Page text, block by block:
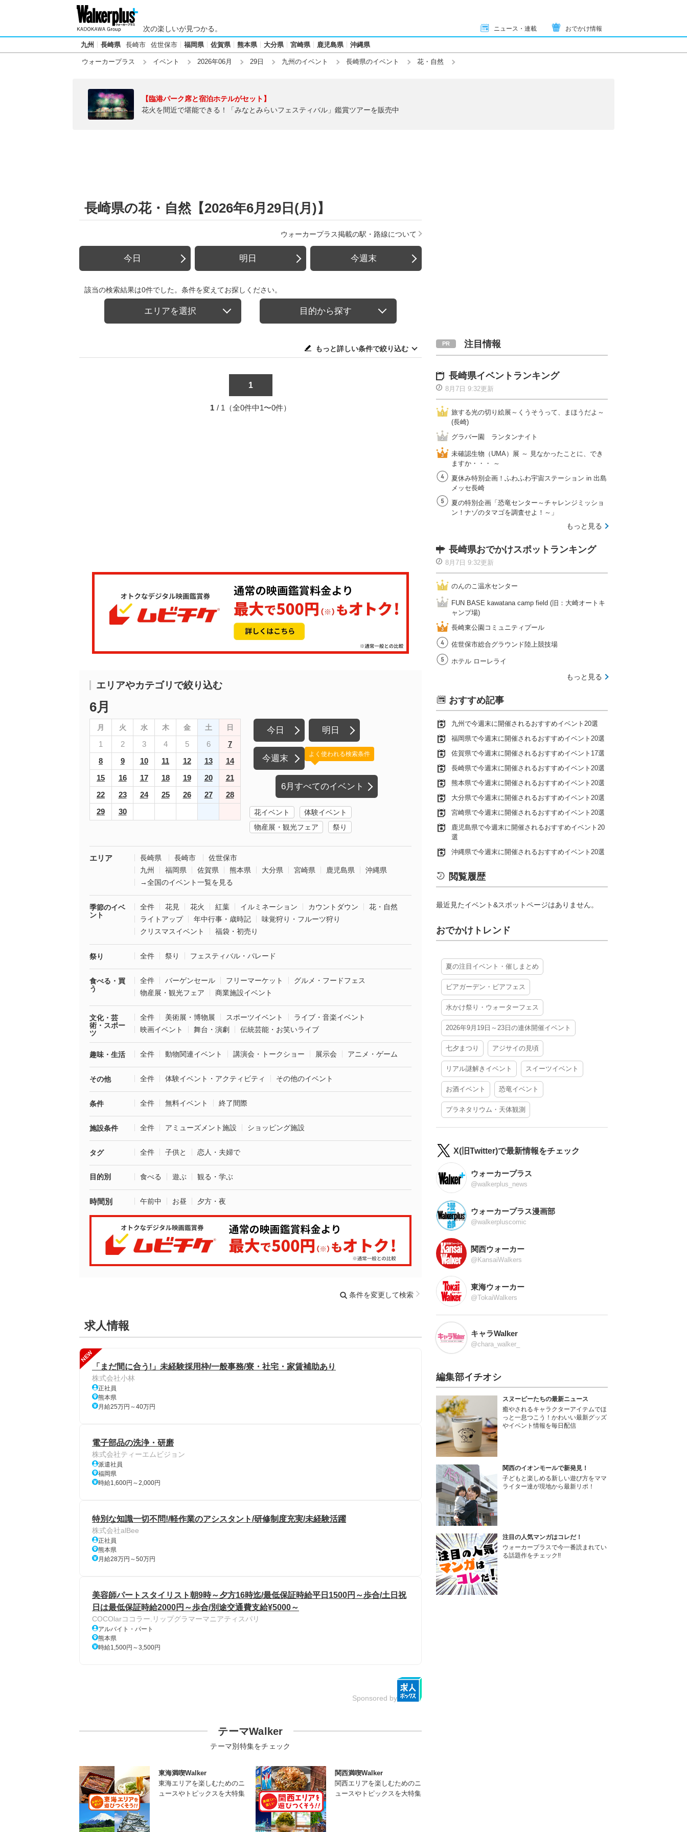
次の楽しいが見つかる。 ニュース・連載 おでかけ情報
九州 長崎県 長崎市 佐世保市 福岡県 佐賀県 熊本県 大分県 宮崎県 鹿児島県 沖縄県
ウォーカープラス イベント 2026年06月 29日 九州のイベント 長崎県のイベント 花・自然
【臨港パーク席と宿泊ホテルがセット】
花火を間近で堪能できる！「みなとみらいフェスティバル」鑑賞ツアーを販売中
長崎県の花・自然【2026年6月29日(月)】
ウォーカープラス掲載の駅・路線について
今日 明日 今週末
該当の検索結果は0件でした。条件を変えてお探しください。
エリアを選択 目的から探す
もっと詳しい条件で絞り込む
1
1 / 1（全0件中1〜0件）
エリアやカテゴリで絞り込む
6月
月 火 水 木 金 土 日
1 2 3 4 5 6
7
8
9 10 11 12 13
14
15
16 17 18 19 20
21
22
23 24 25 26 27
28
29
30
今日 明日
今週末
6月すべてのイベント
よく使われる検索条件
花イベント
体験イベント
物産展・観光フェア
祭り
エリア 長崎県 長崎市
佐世保市
九州
福岡県 佐賀県 熊本県 大分県 宮崎県 鹿児島県
沖縄県
→全国のイベント一覧を見る
季節のイベ
ント
全件 花見 花火 紅葉 イルミネーション カウントダウン
花・自然
ライトアップ
年中行事・歳時記
味覚狩り・フルーツ狩り
クリスマスイベント
福袋・初売り
祭り 全件 祭り フェスティバル・パレード
食べる・買
う
全件 バーゲンセール フリーマーケット
グルメ・フードフェス
物産展・観光フェア
商業施設イベント
文化・芸
術・スポー
ツ
全件 美術展・博物展 スポーツイベント
ライブ・音楽イベント
映画イベント
舞台・演劇 伝統芸能・お笑いライブ
趣味・生活 全件 動物関連イベント 講演会・トークショー 展示会 アニメ・ゲーム
その他 全件 体験イベント・アクティビティ その他のイベント
条件 全件 無料イベント 終了間際
施設条件 全件 アミューズメント施設 ショッピング施設
タグ 全件 子供と 恋人・夫婦で
目的別 食べる 遊ぶ 観る・学ぶ
時間別 午前中 お昼 夕方・夜
条件を変更して検索
求人情報
NEW
「まだ間に合う!」未経験採用枠/一般事務/寮・社宅・家賃補助あり
株式会社小林
正社員
熊本県
月給25万円～40万円
電子部品の洗浄・研磨
株式会社ティーエムビジョン
派遣社員
福岡県
時給1,600円～2,000円
特別な知識一切不問!/軽作業のアシスタント/研修制度充実/未経験活躍
株式会社alBee
正社員
熊本県
月給28万円～50万円
美容師パートスタイリスト朝9時～夕方16時迄/最低保証時給平日1500円～歩合/土日祝
日は最低保証時給2000円～歩合/別途交通費支給¥5000～
COCOlarココラー.リップグラマーマニアティスパリ
アルバイト・パート
熊本県
時給1,500円～3,500円
Sponsored by
テーマWalker
テーマ別特集をチェック
東海満喫Walker
東海エリアを楽しむためのニ
ュースやトピックスを大特集
関西満喫Walker
関西エリアを楽しむためのニ
ュースやトピックスを大特集
注目情報
長崎県イベントランキング
8月7日 9:32更新
旅する光の切り絵展～くうそうって、まほうだよ～
(長崎)
グラバー園 ランタンナイト
未確認生物（UMA）展 ～ 見なかったことに、でき
ますか・・・ ～
夏休み特別企画！ふわふわ宇宙ステーション in 出島
メッセ長崎
夏の特別企画「恐竜センター～チャレンジミッショ
ン！ナゾのタマゴを調査せよ！～」
もっと見る
長崎県おでかけスポットランキング
8月7日 9:32更新
のんのこ温水センター
FUN BASE kawatana camp field (旧：大崎オートキ
ャンプ場)
長崎東公園コミュニティプール
佐世保市総合グラウンド陸上競技場
ホテル ローレライ
もっと見る
おすすめ記事
九州で今週末に開催されるおすすめイベント20選
福岡県で今週末に開催されるおすすめイベント20選
佐賀県で今週末に開催されるおすすめイベント17選
長崎県で今週末に開催されるおすすめイベント20選
熊本県で今週末に開催されるおすすめイベント20選
大分県で今週末に開催されるおすすめイベント20選
宮崎県で今週末に開催されるおすすめイベント20選
鹿児島県で今週末に開催されるおすすめイベント20
選
沖縄県で今週末に開催されるおすすめイベント20選
閲覧履歴
最近見たイベント&スポットページはありません。
おでかけトレンド
夏の注目イベント・催しまとめ
ビアガーデン・ビアフェス
水かけ祭り・ウォーターフェス
2026年9月19日～23日の連休開催イベント
七夕まつり アジサイの見頃
リアル謎解きイベント スイーツイベント
お酒イベント 恐竜イベント
プラネタリウム・天体観測
X(旧Twitter)で最新情報をチェック
ウォーカープラス
@walkerplus_news
ウォーカープラス漫画部
@walkerpluscomic
関西ウォーカー
@KansaiWalkers
東海ウォーカー
@TokaiWalkers
キャラWalker
@chara_walker_
編集部イチオシ
スヌーピーたちの最新ニュース
癒やされるキャラクターアイテムでほ
っと一息つこう！かわいい最新グッズ
やイベント情報を毎日配信
関西のイオンモールで新発見！
子どもと楽しめる新しい遊び方をママ
ライター達が現地から最新リポ！
注目の人気マンガはコレだ！
ウォーカープラスで今一番読まれてい
る話題作をチェック!!